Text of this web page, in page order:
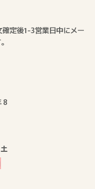
定後1-3営業日中にメー
8
土